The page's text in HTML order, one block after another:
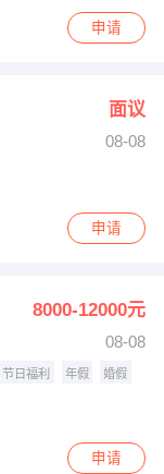
申请
面议
08-08
申请
8000-12000元
08-08
节日福利 年假 婚假
申请